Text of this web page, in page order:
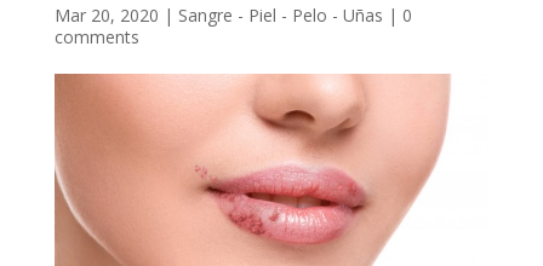
Mar 20, 2020 | Sangre - Piel - Pelo - Uñas | 0
comments